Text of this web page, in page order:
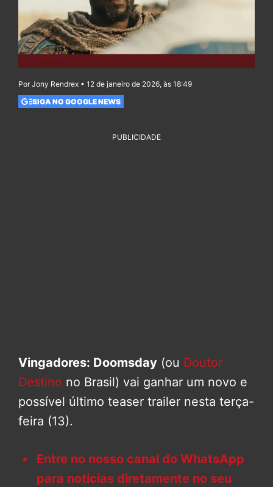
Por Jony Rendrex • 12 de janeiro de 2026, às 18:49
SIGA NO GOOGLE NEWS
PUBLICIDADE
Vingadores: Doomsday (ou Doutor
Destino no Brasil) vai ganhar um novo e
possível último teaser trailer nesta terça-
feira (13).
Entre no nosso canal do WhatsApp
para notícias diretamente no seu